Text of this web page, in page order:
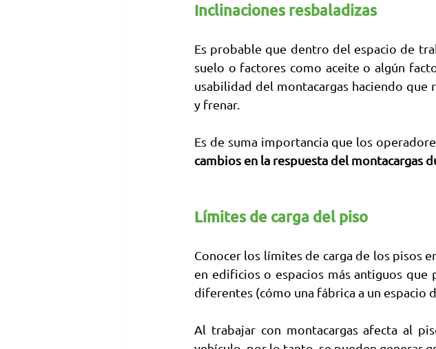
Inclinaciones resbaladizas
Es probable que dentro del espacio de
suelo o factores como aceite o algún
usabilidad del montacargas haciendo
y frenar.
Es de suma importancia que los
cambios en la respuesta del montacargas
Límites de carga del piso
Conocer los límites de carga de los pisos
en edificios o espacios más antiguos
diferentes (cómo una fábrica a un espacio
Al trabajar con montacargas afecta al